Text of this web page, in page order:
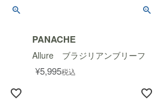
PANACHE
Allure ブラジリアンブリーフ
¥5,995税込